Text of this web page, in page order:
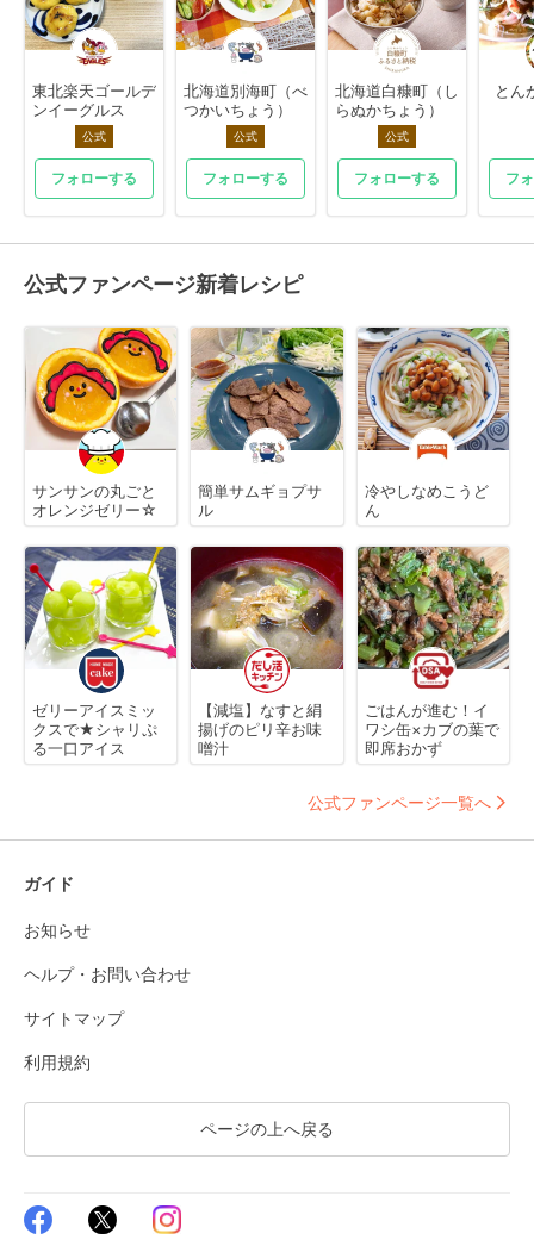
東北楽天ゴールデ
ンイーグルス
公式
フォローする
北海道別海町（べ
つかいちょう）
公式
フォローする
北海道白糠町（し
らぬかちょう）
公式
フォローする
とん
フ
公式ファンページ新着レシピ
サンサンの丸ごと
オレンジゼリー☆
簡単サムギョプサ
ル
冷やしなめこうど
ん
ゼリーアイスミッ
クスで★シャリぷ
る一口アイス
【減塩】なすと絹
揚げのピリ辛お味
噌汁
ごはんが進む！イ
ワシ缶×カブの葉で
即席おかず
公式ファンページ一覧へ
ガイド
お知らせ
ヘルプ・お問い合わせ
サイトマップ
利用規約
ページの上へ戻る